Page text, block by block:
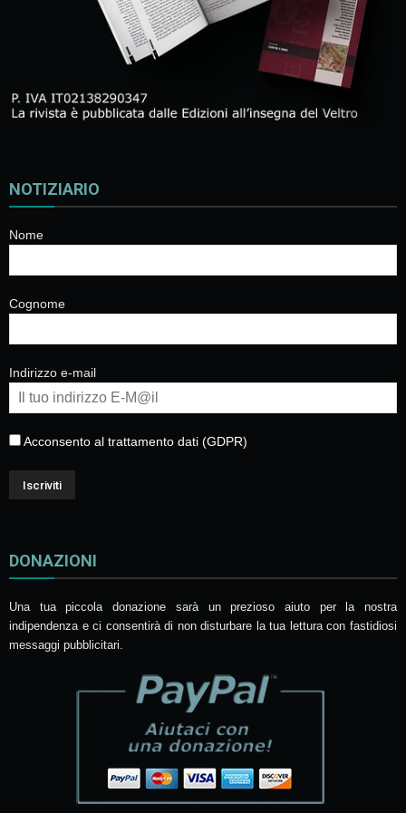
NOTIZIARIO
Nome
Cognome
Indirizzo e-mail
Acconsento al trattamento dati (GDPR)
DONAZIONI
Una tua piccola donazione sarà un prezioso aiuto per la nostra
indipendenza e ci consentirà di non disturbare la tua lettura con fastidiosi
messaggi pubblicitari.